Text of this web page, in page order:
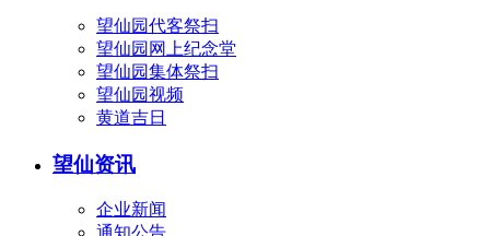
望仙园代客祭扫
望仙园网上纪念堂
望仙园集体祭扫
望仙园视频
黄道吉日
望仙资讯
企业新闻